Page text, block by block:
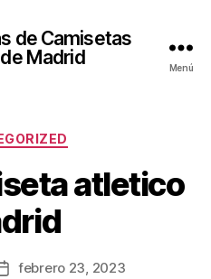
de Camisetas
Madrid
Menú
Categorías
atletico
Fechafebrero 23, 2023